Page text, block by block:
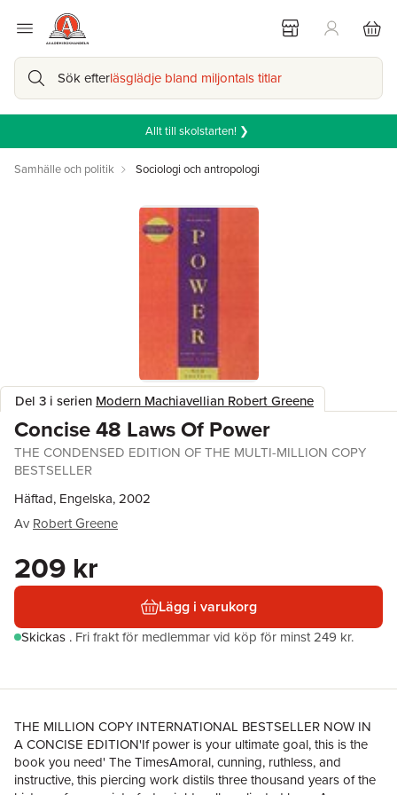
Sök efterläsglädje bland miljontals titlar
Allt till skolstarten! ❯
Samhälle och politik Sociologi och antropologi
Del 3 i serien Modern Machiavellian Robert Greene
Concise 48 Laws Of Power
THE CONDENSED EDITION OF THE MULTI-MILLION COPY
BESTSELLER
Häftad, Engelska, 2002
Av Robert Greene
209 kr
Lägg i varukorg
Skickas . Fri frakt för medlemmar vid köp för minst 249 kr.
THE MILLION COPY INTERNATIONAL BESTSELLER NOW IN
A CONCISE EDITION'If power is your ultimate goal, this is the
book you need' The TimesAmoral, cunning, ruthless, and
instructive, this piercing work distils three thousand years of the